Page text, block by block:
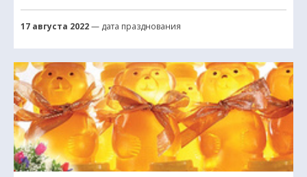
17 августа 2022— дата празднования